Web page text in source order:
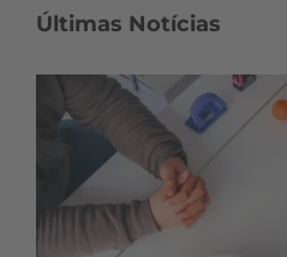
Últimas Notícias